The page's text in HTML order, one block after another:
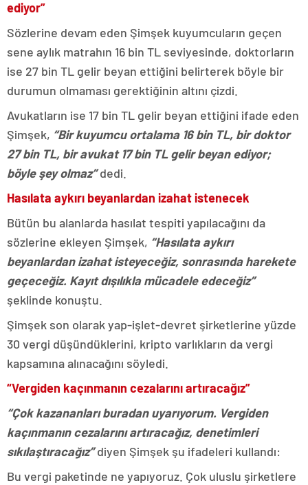
ediyor”
Sözlerine devam eden Şimşek kuyumcuların geçen
sene aylık matrahın 16 bin TL seviyesinde, doktorların
ise 27 bin TL gelir beyan ettiğini belirterek böyle bir
durumun olmaması gerektiğinin altını çizdi.
Avukatların ise 17 bin TL gelir beyan ettiğini ifade eden
Şimşek, “Bir kuyumcu ortalama 16 bin TL, bir doktor
27 bin TL, bir avukat 17 bin TL gelir beyan ediyor;
böyle şey olmaz”dedi.
Hasılata aykırı beyanlardan izahat istenecek
Bütün bu alanlarda hasılat tespiti yapılacağını da
sözlerine ekleyen Şimşek, “Hasılata aykırı
beyanlardan izahat isteyeceğiz, sonrasında harekete
geçeceğiz. Kayıt dışılıkla mücadele edeceğiz”
şeklinde konuştu.
Şimşek son olarak yap-işlet-devret şirketlerine yüzde
30 vergi düşündüklerini, kripto varlıkların da vergi
kapsamına alınacağını söyledi.
“Vergiden kaçınmanın cezalarını artıracağız”
“Çok kazananları buradan uyarıyorum. Vergiden
kaçınmanın cezalarını artıracağız, denetimleri
sıkılaştıracağız”diyen Şimşek şu ifadeleri kullandı:
Bu vergi paketinde ne yapıyoruz. Çok uluslu şirketlere